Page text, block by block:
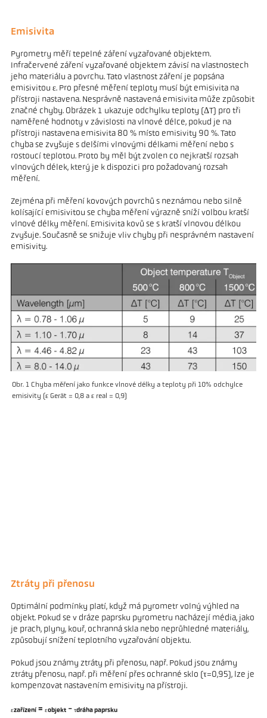
Emisivita
Pyrometry měří tepelné záření vyzařované objektem.
Infračervené záření vyzařované objektem závisí na vlastnostech
jeho materiálu a povrchu. Tato vlastnost záření je popsána
emisivitou ε. Pro přesné měření teploty musí být emisivita na
přístroji nastavena. Nesprávně nastavená emisivita může způsobit
značné chyby. Obrázek 1 ukazuje odchylku teploty (ΔT) pro tři
naměřené hodnoty v závislosti na vlnové délce, pokud je na
přístroji nastavena emisivita 80 % místo emisivity 90 %. Tato
chyba se zvyšuje s delšími vlnovými délkami měření nebo s
rostoucí teplotou. Proto by měl být zvolen co nejkratší rozsah
vlnových délek, který je k dispozici pro požadovaný rozsah
měření.
Zejména při měření kovových povrchů s neznámou nebo silně
kolísající emisivitou se chyba měření výrazně sníží volbou kratší
vlnové délky měření. Emisivita kovů se s kratší vlnovou délkou
zvyšuje. Současně se snižuje vliv chyby při nesprávném nastavení
emisivity.
Obr. 1 Chyba měření jako funkce vlnové délky a teploty při 10% odchylce
emisivity (ε Gerät = 0,8 a ε real = 0,9)
Ztráty při přenosu
Optimální podmínky platí, když má pyrometr volný výhled na
objekt. Pokud se v dráze paprsku pyrometru nacházejí média, jako
je prach, plyny, kouř, ochranná skla nebo neprůhledné materiály,
způsobují snížení teplotního vyzařování objektu.
Pokud jsou známy ztráty při přenosu, např. Pokud jsou známy
ztráty přenosu, např. při měření přes ochranné sklo (τ=0,95), lze je
kompenzovat nastavením emisivity na přístroji.
εzařízení= εobjekt- τdráha paprsku